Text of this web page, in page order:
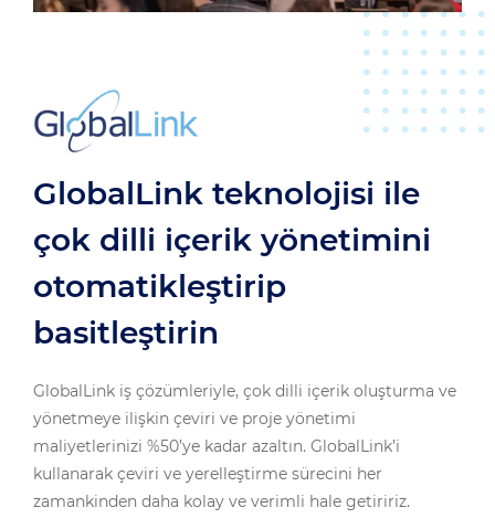
GlobalLink teknolojisi ile
çok dilli içerik yönetimini
otomatikleştirip
basitleştirin
GlobalLink iş çözümleriyle, çok dilli içerik oluşturma ve
yönetmeye ilişkin çeviri ve proje yönetimi
maliyetlerinizi %50’ye kadar azaltın. GlobalLink’i
kullanarak çeviri ve yerelleştirme sürecini her
zamankinden daha kolay ve verimli hale getiririz.